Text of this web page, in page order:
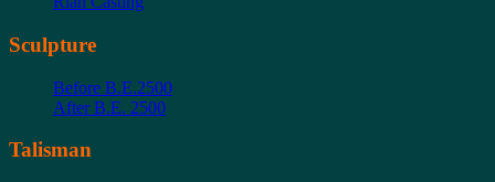
Sculpture
Before B.E.2500
After B.E. 2500
Talisman